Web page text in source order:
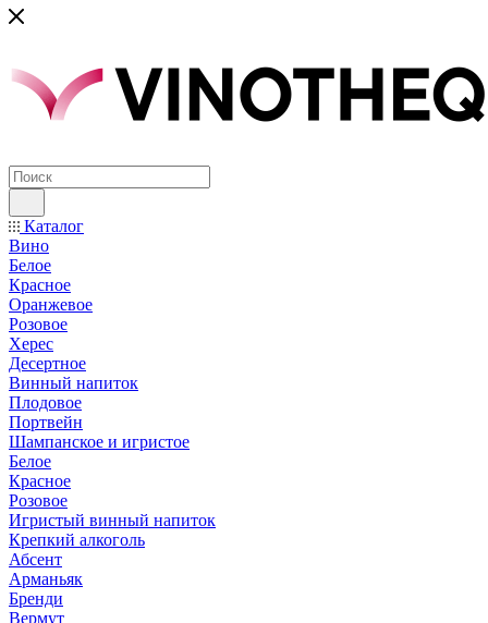
Каталог
Вино
Белое
Красное
Оранжевое
Розовое
Херес
Десертное
Винный напиток
Плодовое
Портвейн
Шампанское и игристое
Белое
Красное
Розовое
Игристый винный напиток
Крепкий алкоголь
Абсент
Арманьяк
Бренди
Вермут